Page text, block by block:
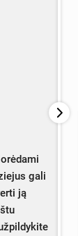
gali
ją